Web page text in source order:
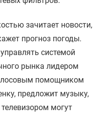
зачитает новости,
прогноз погоды.
системой
рынка лидером
помощником
предложит музыку,
могут